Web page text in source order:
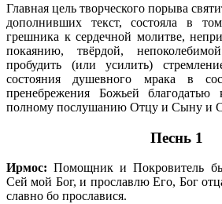
Главная цель творческого порыва
дополнивших текст, состояла в
грешника к сердечной молитве,
покаянию, твёрдой,
пробудить (или усилить)
состояния душевного мрака в
пренебрежения Божьей
полному послушанию Отцу и Сыну и
Песнь 1
Ирмос: Помощник и Покровитель
Сей мой Бог, и прославлю Его, Бог
славно бо прославися.